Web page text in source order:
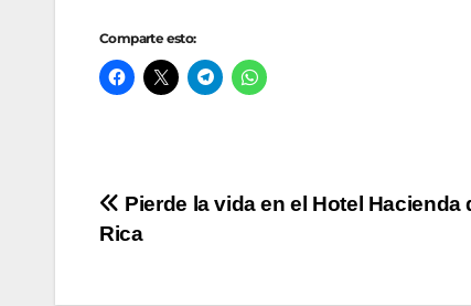
Comparte esto:
Navegación
Pierde la vida en el Hotel Hacienda
Rica